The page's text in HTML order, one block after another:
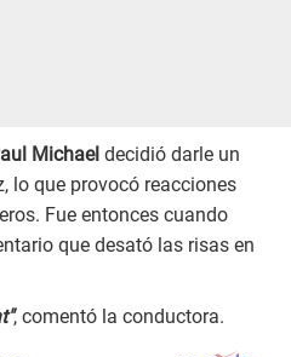
Michael decidió darle un
lo que provocó reacciones
Fue entonces cuando
que desató las risas en
, comentó la conductora.